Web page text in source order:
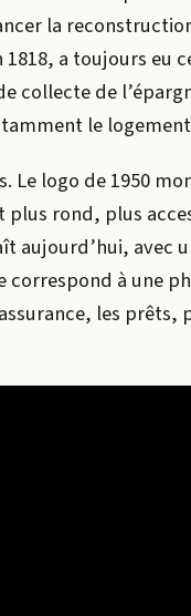
la
1818, a toujours eu
collecte de
le
Le logo de 1950
rond, plus
aujourd’hui, avec
correspond à une
les prêts,